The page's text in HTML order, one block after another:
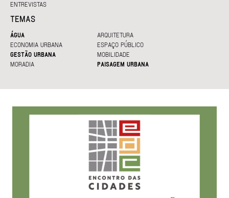
ENTREVISTAS
TEMAS
ÁGUA
ARQUITETURA
ECONOMIA URBANA
ESPAÇO PÚBLICO
GESTÃO URBANA
MOBILIDADE
MORADIA
PAISAGEM URBANA